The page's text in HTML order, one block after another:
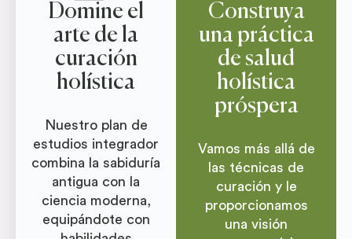
Domine el
arte de la
curación
holística
Nuestro plan de
estudios integrador
combina la sabiduría
antigua con la
ciencia moderna,
equipándote con
Construya
una práctica
de salud
holística
próspera
Vamos más allá de
las técnicas de
curación y le
proporcionamos
una visión